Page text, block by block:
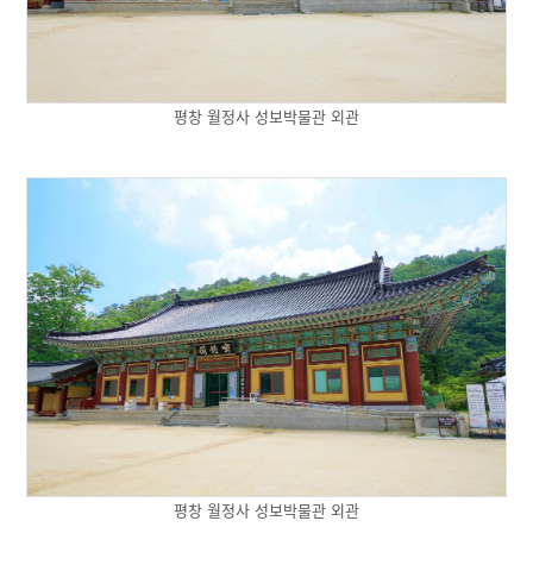
평창 월정사 성보박물관 외관
평창 월정사 성보박물관 외관